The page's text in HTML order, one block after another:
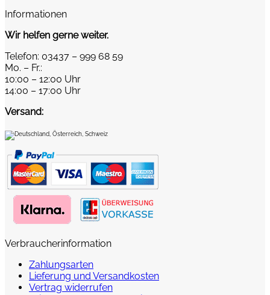
Informationen
Wir helfen gerne weiter.
Telefon: 03437 – 999 68 59
Mo. – Fr.:
10:00 – 12:00 Uhr
14:00 – 17:00 Uhr
Versand:
Verbraucherinformation
Zahlungsarten
Lieferung und Versandkosten
Vertrag widerrufen